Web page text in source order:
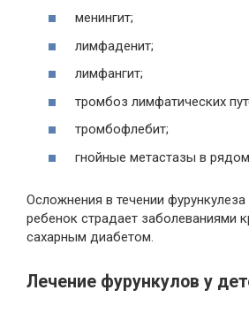
менингит;
лимфаденит;
лимфангит;
тромбоз лимфатических
тромбофлебит;
гнойные метастазы в
Осложнения в течении
ребенок страдает заболеваниями
сахарным диабетом.
Лечение фурункулов у